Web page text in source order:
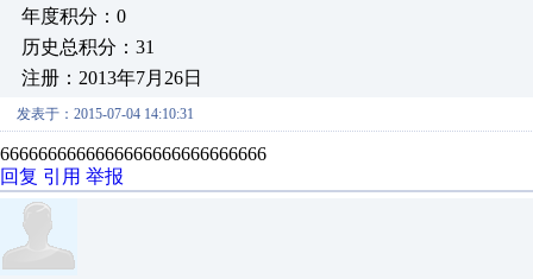
年度积分：0
历史总积分：31
注册：2013年7月26日
发表于：2015-07-04 14:10:31
6666666666666666666666666666
回复 引用 举报